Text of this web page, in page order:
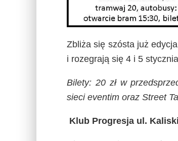
Zbliża się szósta już
i rozegrają się 4 i 5
Bilety: 20 zł w
sieci eventim oraz Street
Klub Progresja ul.